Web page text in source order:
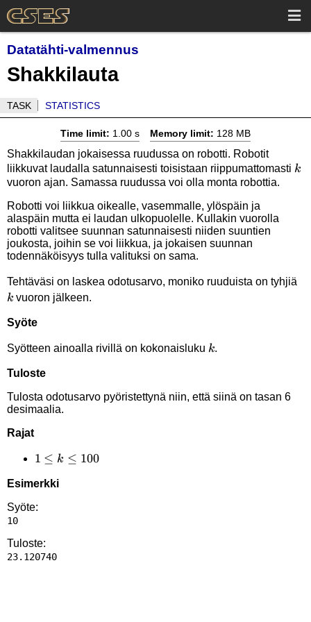
Datatähti-valmennus
Shakkilauta
TASK STATISTICS
Time limit: 1.00 s Memory limit: 128 MB
Shakkilaudan jokaisessa ruudussa on robotti. Robotit
liikkuvat laudalla satunnaisesti toisistaan riippumattomasti k
k
vuoron ajan. Samassa ruudussa voi olla monta robottia.
Robotti voi liikkua oikealle, vasemmalle, ylöspäin ja
alaspäin mutta ei laudan ulkopuolelle. Kullakin vuorolla
robotti valitsee suunnan satunnaisesti niiden suuntien
joukosta, joihin se voi liikkua, ja jokaisen suunnan
todennäköisyys tulla valituksi on sama.
Tehtäväsi on laskea odotusarvo, moniko ruuduista on tyhjiäk
k vuoron jälkeen.
Syöte
Syötteen ainoalla rivillä on kokonaisluku k
k.
Tuloste
Tulosta odotusarvo pyöristettynä niin, että siinä on tasan 6
desimaalia.
Rajat
1
k
\le
1 ≤ k ≤ 100
Esimerkki
Syöte:
10
Tuloste:
23.120740